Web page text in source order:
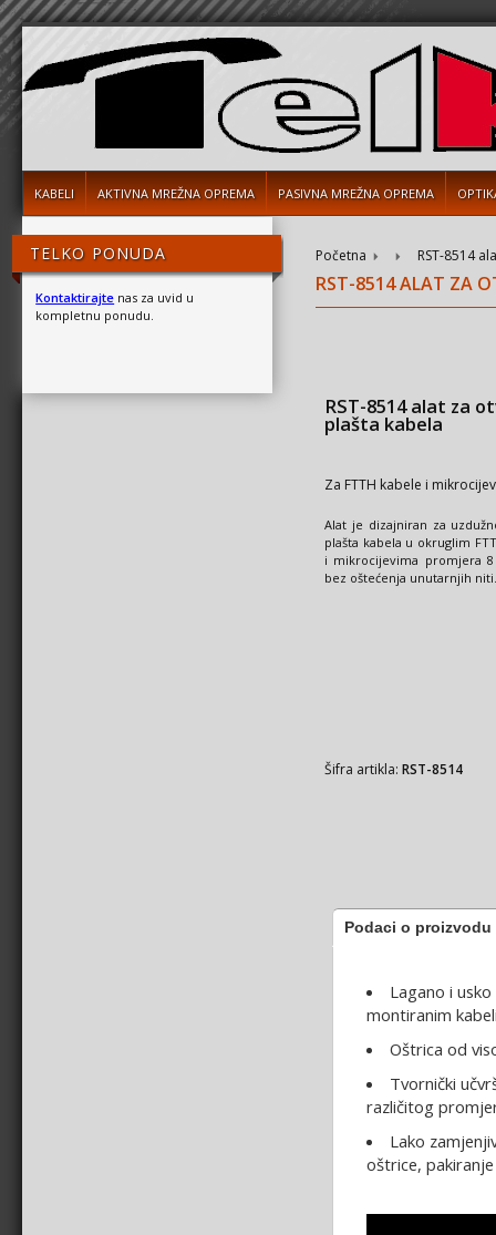
KABELI AKTIVNA MREŽNA OPREMA PASIVNA MREŽNA OPREMA
TELKO PONUDA
Kontaktirajte nas za uvid u
kompletnu ponudu.
Početna RST-8514
RST-8514 ALAT ZA
RST-8514 alat za
plašta kabela
Za FTTH kabele i
Alat je dizajniran za
plašta kabela u okruglim
i mikrocijevima promjera
bez oštećenja unutarnjih
Šifra artikla:RST-8514
Podaci o proizvodu
Lagano i
montiranim
Oštrica od
Tvornički
različitog
Lako
oštrice,